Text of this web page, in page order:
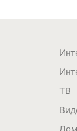
ТВ